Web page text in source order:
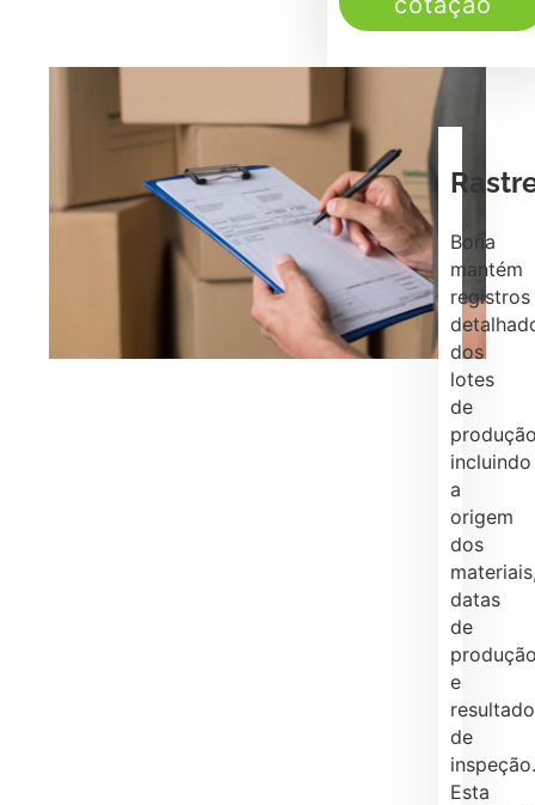
Bona
mantém
registros
dos
lotes
de
incluindo
a
origem
dos
datas
de
e
de
inspeção.
Esta